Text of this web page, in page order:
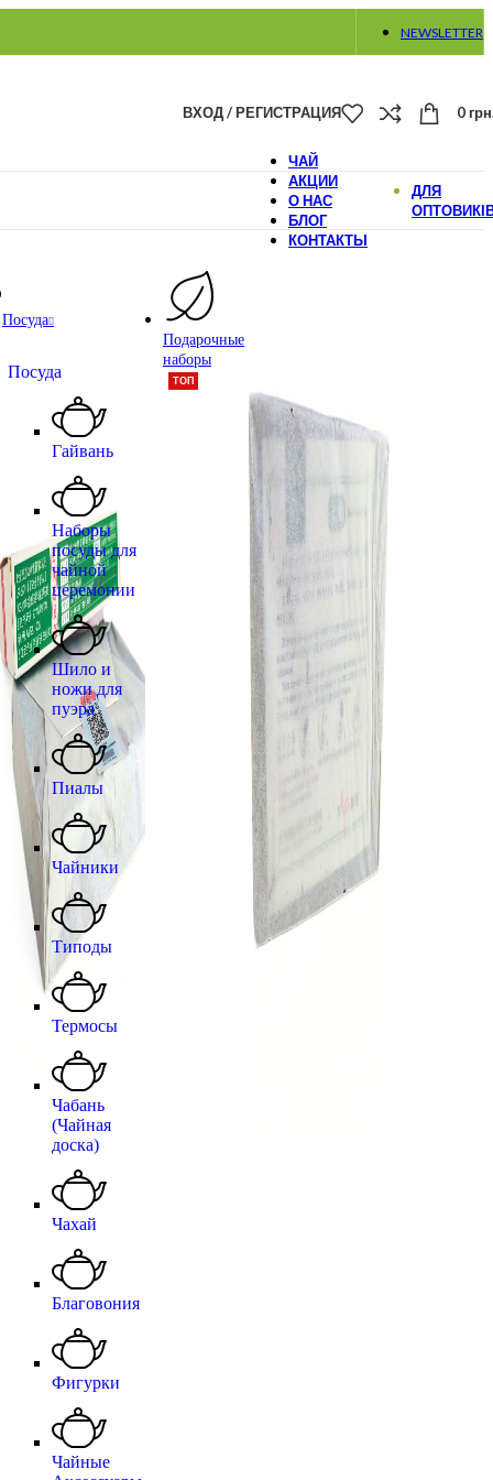
NEWSLETTER
ВХОД / РЕГИСТРАЦИЯ 0
Посуда
Посуда
Гайвань
Наборы
посуды для
чайной
церемонии
Шило и
ножи для
пуэра
Пиалы
Чайники
Типоды
Термосы
Чабань
(Чайная
доска)
Чахай
Благовония
Фигурки
Чайные
Подарочные
наборы
ТОП
ЧАЙ
АКЦИИ
О НАС
БЛОГ
КОНТАКТЫ
ДЛЯ